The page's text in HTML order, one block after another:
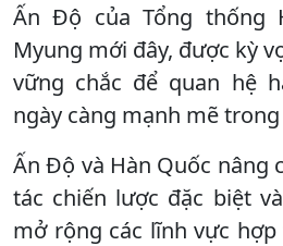
Ấn Độ của Tổng thống
Myung mới đây, được kỳ
vững chắc để quan hệ
ngày càng mạnh mẽ
Ấn Độ và Hàn Quốc nâng
tác chiến lược đặc biệt
mở rộng các lĩnh vực